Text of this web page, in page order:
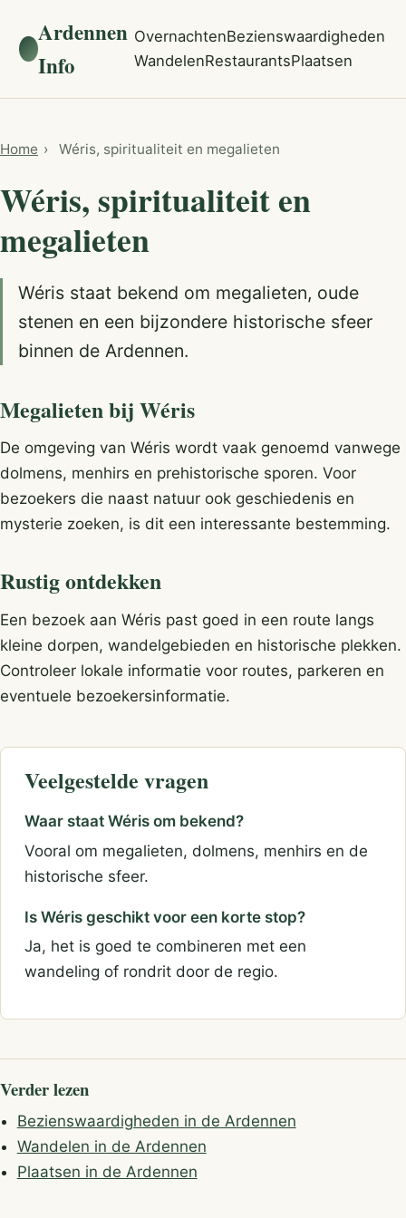
Ardennen
Info
OvernachtenBezienswaardigheden
WandelenRestaurantsPlaatsen
Home › Wéris, spiritualiteit en megalieten
Wéris, spiritualiteit en
megalieten
Wéris staat bekend om megalieten, oude
stenen en een bijzondere historische sfeer
binnen de Ardennen.
Megalieten bij Wéris
De omgeving van Wéris wordt vaak genoemd vanwege
dolmens, menhirs en prehistorische sporen. Voor
bezoekers die naast natuur ook geschiedenis en
mysterie zoeken, is dit een interessante bestemming.
Rustig ontdekken
Een bezoek aan Wéris past goed in een route langs
kleine dorpen, wandelgebieden en historische plekken.
Controleer lokale informatie voor routes, parkeren en
eventuele bezoekersinformatie.
Veelgestelde vragen
Waar staat Wéris om bekend?
Vooral om megalieten, dolmens, menhirs en de
historische sfeer.
Is Wéris geschikt voor een korte stop?
Ja, het is goed te combineren met een
wandeling of rondrit door de regio.
Verder lezen
Bezienswaardigheden in de Ardennen
Wandelen in de Ardennen
Plaatsen in de Ardennen